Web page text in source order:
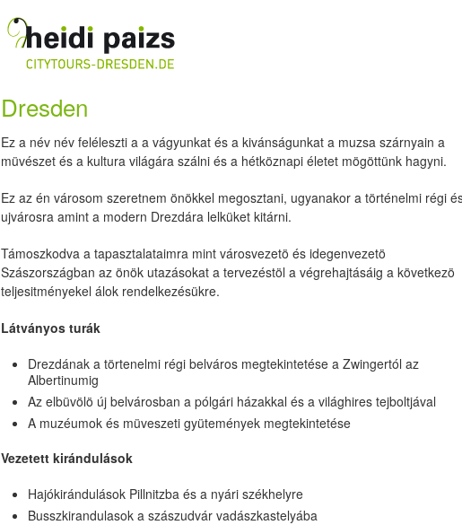
Dresden
Ez a név név feléleszti a a vágyunkat és a kivánságunkat a muzsa szárnyain a
müvészet és a kultura világára szálni és a hétköznapi életet mögöttünk hagyni.
Ez az én városom szeretnem önökkel megosztani, ugyanakor a történelmi régi
ujvárosra amint a modern Drezdára lelküket kitárni.
Támoszkodva a tapasztalataimra mint városvezetö és idegenvezetö
Szászországban az önök utazásokat a tervezéstöl a végrehajtásáig a következö
teljesitményekel álok rendelkezésükre.
Látványos turák
Drezdának a törtenelmi régi belváros megtekintetése a Zwingertól az
Albertinumig
Az elbüvölö új belvárosban a pólgári házakkal és a világhires tejboltjával
A muzéumok és müveszeti gyütemények megtekintetése
Vezetett kirándulások
Hajókirándulások Pillnitzba és a nyári székhelyre
Busszkirandulasok a szászudvár vadászkastelyába